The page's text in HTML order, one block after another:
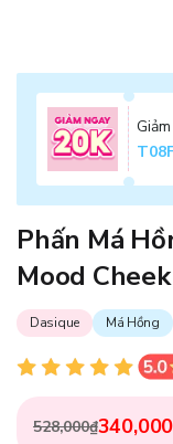
Phấn Má
Mood Cheek
Dasique Má Hồng
528,000₫